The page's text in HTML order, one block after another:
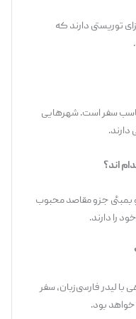
دارند که
است. شهرهایی
جزو مقاصد محبوب
فارسی‌زبان، سفر
بود.